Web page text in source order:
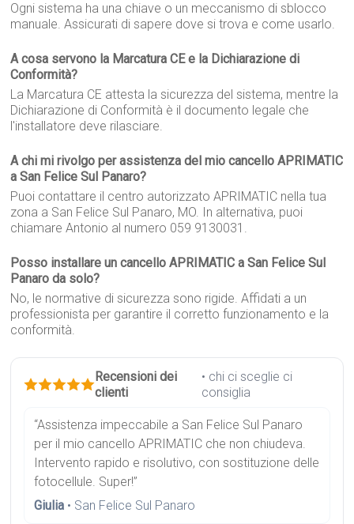
Ogni sistema ha una chiave o un meccanismo di sblocco
manuale. Assicurati di sapere dove si trova e come usarlo.
A cosa servono la Marcatura CE e la Dichiarazione di
Conformità?
La Marcatura CE attesta la sicurezza del sistema, mentre la
Dichiarazione di Conformità è il documento legale che
l'installatore deve rilasciare.
A chi mi rivolgo per assistenza del mio cancello APRIMATIC
a San Felice Sul Panaro?
Puoi contattare il centro autorizzato APRIMATIC nella tua
zona a San Felice Sul Panaro, MO. In alternativa, puoi
chiamare Antonio al numero 059 9130031.
Posso installare un cancello APRIMATIC a San Felice Sul
Panaro da solo?
No, le normative di sicurezza sono rigide. Affidati a un
professionista per garantire il corretto funzionamento e la
conformità.
Recensioni dei
clienti
• chi ci sceglie ci
consiglia
“Assistenza impeccabile a San Felice Sul Panaro
per il mio cancello APRIMATIC che non chiudeva.
Intervento rapido e risolutivo, con sostituzione delle
fotocellule. Super!”
Giulia • San Felice Sul Panaro